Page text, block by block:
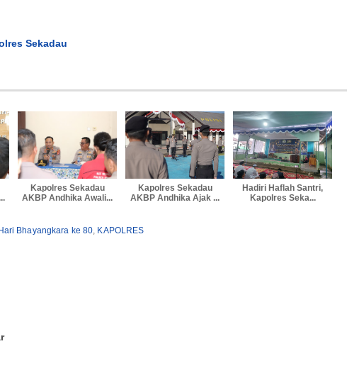
Sekadau
Kapolres Sekadau
AKBP Andhika Awali...
Kapolres Sekadau
AKBP Andhika Ajak ...
Hadiri Haflah Santri,
Kapolres Seka...
Hari Bhayangkara ke 80, KAPOLRES